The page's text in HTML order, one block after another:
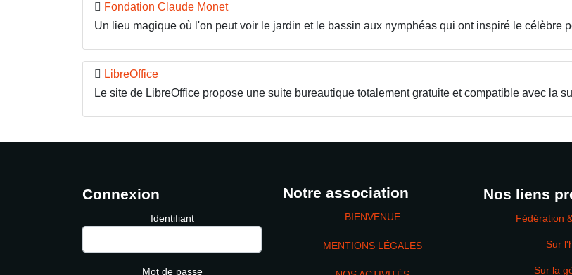
Fondation Claude Monet
Un lieu magique où l'on peut voir le jardin et le bassin aux nymphéas qui ont inspiré le célèbre
LibreOffice
Le site de LibreOffice propose une suite bureautique totalement gratuite et compatible avec la
Connexion
Identifiant
Mot de passe
Notre association
BIENVENUE
MENTIONS LÉGALES
Nos liens
Fédération
Sur
Sur la